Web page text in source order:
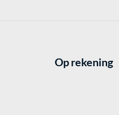
Op rekening